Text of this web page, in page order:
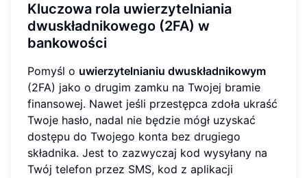
Kluczowa rola uwierzytelniania
dwuskładnikowego (2FA) w
bankowości
Pomyśl o uwierzytelnianiu dwuskładnikowym
(2FA) jako o drugim zamku na Twojej bramie
finansowej. Nawet jeśli przestępca zdoła ukraść
Twoje hasło, nadal nie będzie mógł uzyskać
dostępu do Twojego konta bez drugiego
składnika. Jest to zazwyczaj kod wysyłany na
Twój telefon przez SMS, kod z aplikacji